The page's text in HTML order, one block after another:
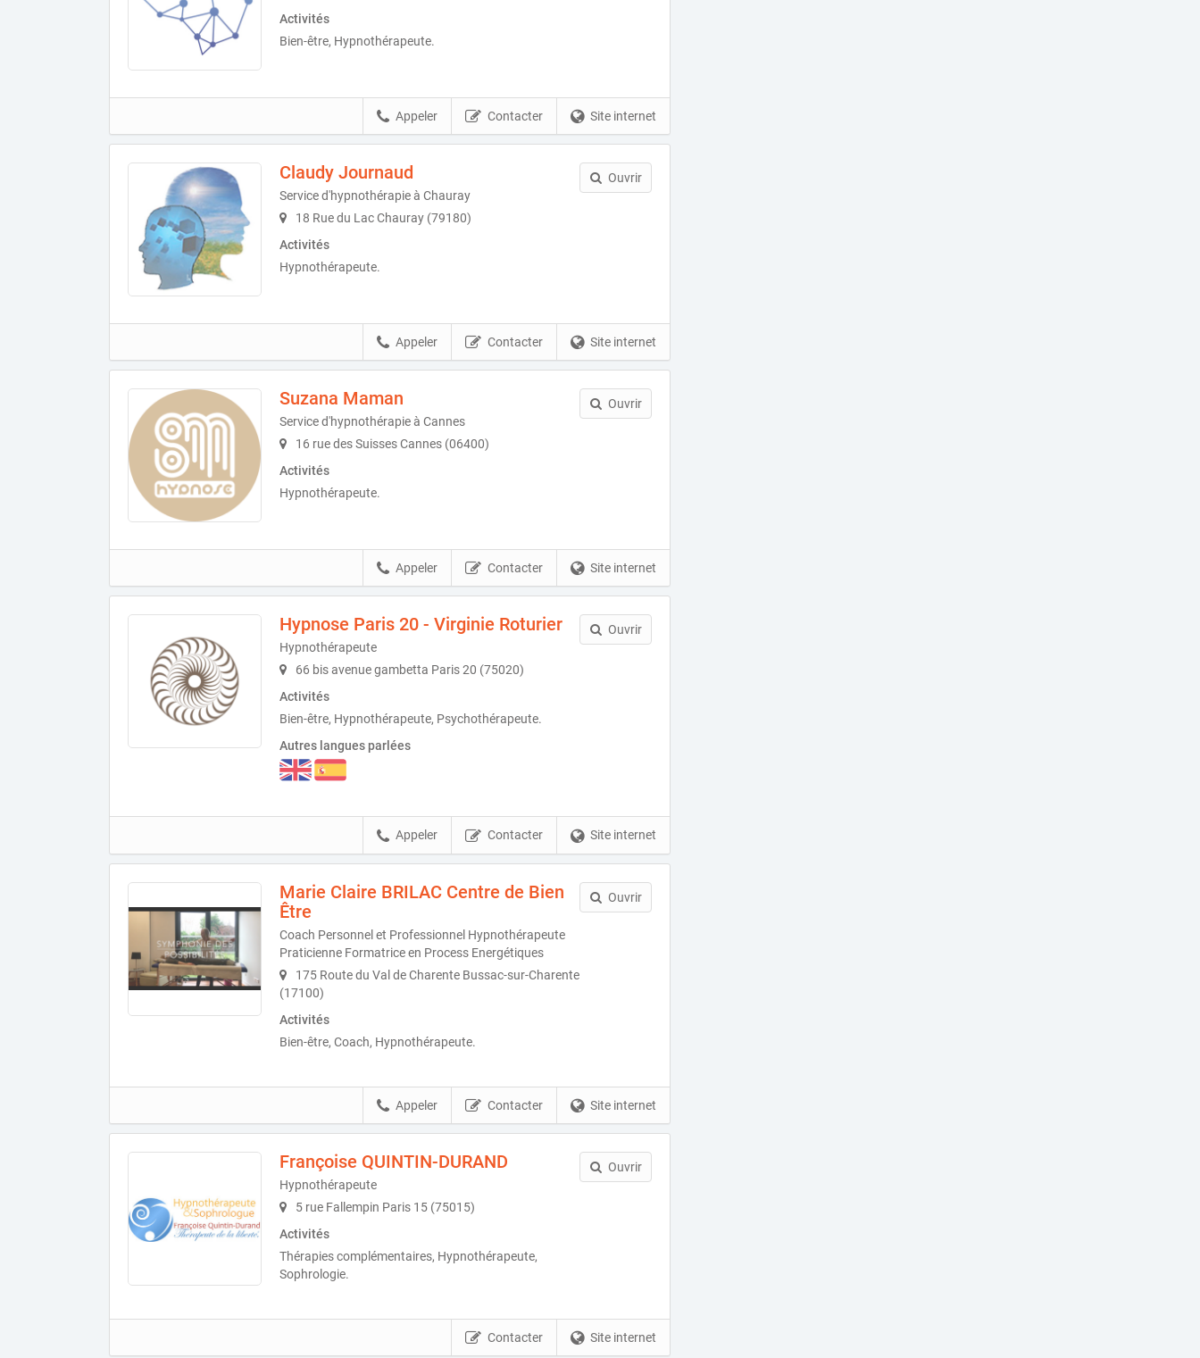
Activités
Bien-être, Hypnothérapeute.
Site internet
Contacter
Appeler
Claudy Journaud
Service d'hypnothérapie à Chauray
18 Rue du Lac Chauray (79180)
Activités
Hypnothérapeute.
Ouvrir
Site internet
Contacter
Appeler
Suzana Maman
Service d'hypnothérapie à Cannes
16 rue des Suisses Cannes (06400)
Activités
Hypnothérapeute.
Ouvrir
Site internet
Contacter
Appeler
Hypnose Paris 20 - Virginie Roturier
Hypnothérapeute
66 bis avenue gambetta Paris 20 (75020)
Activités
Bien-être, Hypnothérapeute, Psychothérapeute.
Autres langues parlées
Ouvrir
Site internet
Contacter
Appeler
Marie Claire BRILAC Centre de Bien
Être
Coach Personnel et Professionnel Hypnothérapeute
Praticienne Formatrice en Process Energétiques
175 Route du Val de Charente Bussac-sur-Charente
(17100)
Activités
Bien-être, Coach, Hypnothérapeute.
Ouvrir
Site internet
Contacter
Appeler
Françoise QUINTIN-DURAND
Hypnothérapeute
5 rue Fallempin Paris 15 (75015)
Activités
Thérapies complémentaires, Hypnothérapeute,
Sophrologie.
Ouvrir
Site internet
Contacter